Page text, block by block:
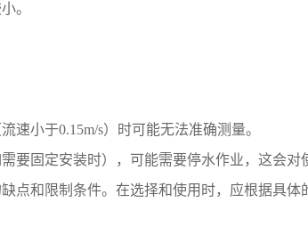
。
小于0.15m/s）时可能无法准确测量。
要固定安装时），可能需要停水作业，这会对
点和限制条件。在选择和使用时，应根据具体